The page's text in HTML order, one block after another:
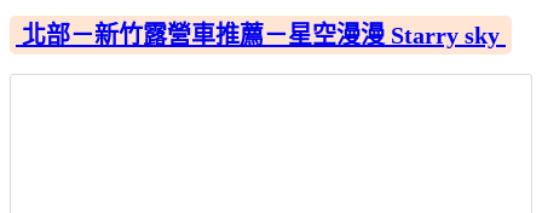
北部－新竹露營車推薦－星空漫漫 Starry sky